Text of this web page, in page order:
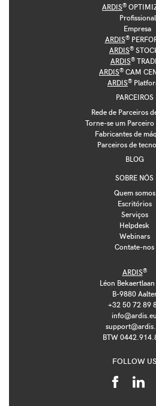
ARDIS®
Profissional
Empresa
ARDIS®
ARDIS®
ARDIS®
ARDIS® CAM
ARDIS®
PARCEIROS
Rede de Parceiros
Torne-se um Parceiro
Fabricantes de
Parceiros de
BLOG
SOBRE NÓS
Quem somos
Escritórios
Serviços
Helpdesk
Webinars
Contate-nos
ARDIS®
Léon
B-9880
+32 50 72 89
info@ardis.eu
BTW
FOLLOW US